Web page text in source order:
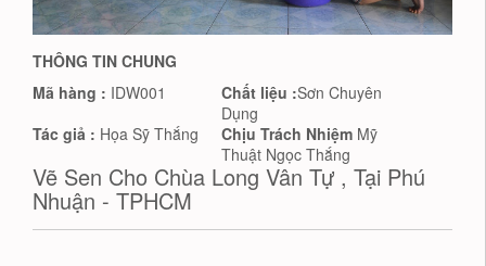
THÔNG TIN CHUNG
Mã hàng : IDW001 Chất liệu :Sơn Chuyên
Dụng
Tác giả : Họa Sỹ Thắng Chịu Trách Nhiệm Mỹ
Thuật Ngọc Thắng
Vẽ Sen Cho Chùa Long Vân Tự , Tại Phú
Nhuận - TPHCM